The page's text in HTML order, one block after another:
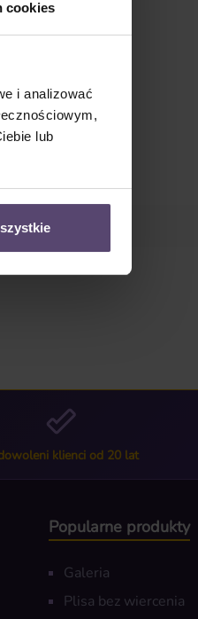
cookies
i analizować
lub
klienci od 20 lat
Popularne produkty
Galeria
Plisa bez wiercenia